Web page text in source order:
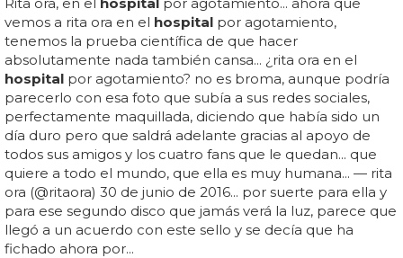
vemos a rita ora en el hospital por agotamiento,
tenemos la prueba científica de que hacer
absolutamente nada también cansa... ¿rita ora en el
hospital por agotamiento? no es broma, aunque podría
parecerlo con esa foto que subía a sus redes sociales,
perfectamente maquillada, diciendo que había sido un
día duro pero que saldrá adelante gracias al apoyo de
todos sus amigos y los cuatro fans que le quedan... que
quiere a todo el mundo, que ella es muy humana... — rita
ora (@ritaora) 30 de junio de 2016... por suerte para ella y
para ese segundo disco que jamás verá la luz, parece que
llegó a un acuerdo con este sello y se decía que ha
fichado ahora por...